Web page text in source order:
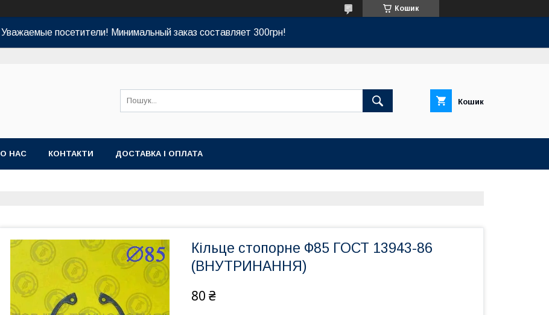
Кошик
Уважаемые посетители! Минимальный заказ составляет 300грн!
Кошик
О НАС КОНТАКТИ ДОСТАВКА І ОПЛАТА
Кільце стопорне Ф85 ГОСТ 13943-86
(ВНУТРИНАННЯ)
80 ₴